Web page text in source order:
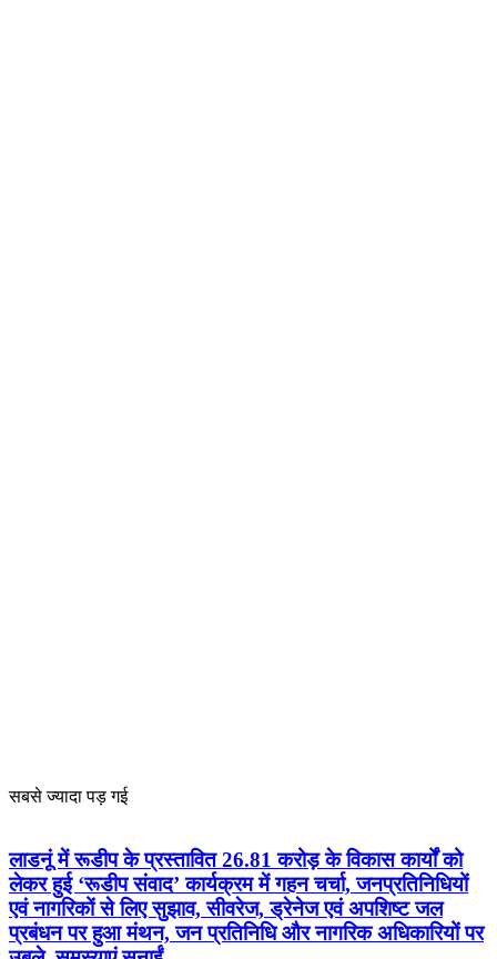
सबसे ज्यादा पड़ गई
लाडनूं में रूडीप के प्रस्तावित 26.81 करोड़ के विकास कार्यों को
लेकर हुई ‘रूडीप संवाद’ कार्यक्रम में गहन चर्चा, जनप्रतिनिधियों
एवं नागरिकों से लिए सुझाव, सीवरेज, ड्रेनेज एवं अपशिष्ट जल
प्रबंधन पर हुआ मंथन, जन प्रतिनिधि और नागरिक अधिकारियों पर